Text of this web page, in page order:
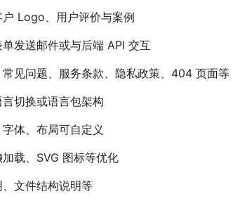
Logo、用户评价与案例
发送邮件或与后端 API 交互
见问题、服务条款、隐私政策、404 页面等
切换或语言包架构
体、布局可自定义
载、SVG 图标等优化
文件结构说明等